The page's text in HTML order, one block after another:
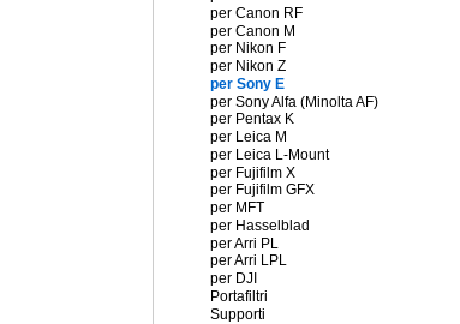
per Canon RF
per Canon M
per Nikon F
per Nikon Z
per Sony E
per Sony Alfa (Minolta AF)
per Pentax K
per Leica M
per Leica L-Mount
per Fujifilm X
per Fujifilm GFX
per MFT
per Hasselblad
per Arri PL
per Arri LPL
per DJI
Portafiltri
Supporti